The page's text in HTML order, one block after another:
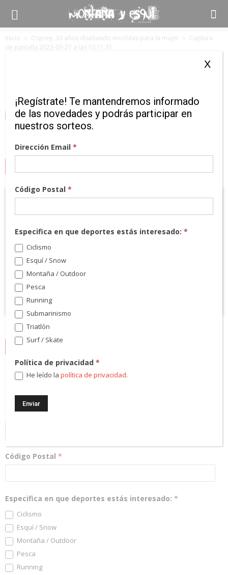
Inicio Osprey, 30 años diseñando mochilas para la mujer
Captura
de pantalla 2023-03-27 a las 10.11.31
Captura de pantalla 2023-03-27 a las
¡Regístrate! Te mantendremos informado de las novedades y
Dirección Email
Código Postal *
Especifica en que deportes estás interesado: *
Ciclismo
Esquí / Snow
Montaña / Outdoor
Pesca
Running
¡Regístrate! Te mantendremos informado
de las novedades y podrás participar en
nuestros sorteos.
Dirección Email*
Código Postal*
Especifica en que deportes estás interesado:*
Ciclismo
Esquí / Snow
Montaña / Outdoor
Pesca
Running
Submarinismo
Triatlón
Surf / Skate
Política de privacidad*
He leído lapolítica de privacidad.
X